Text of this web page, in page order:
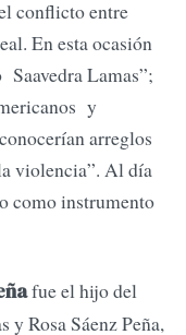
conflicto entre
En esta ocasión
Lamas”;
y
arreglos
violencia”. Al día
como instrumento
fue el hijo del
y Rosa Sáenz Peña,